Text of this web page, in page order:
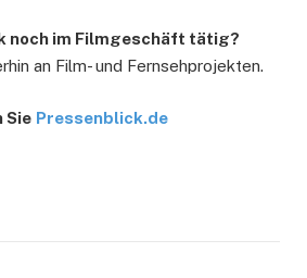
noch im Filmgeschäft tätig?
an Film- und Fernsehprojekten.
Sie Pressenblick.de